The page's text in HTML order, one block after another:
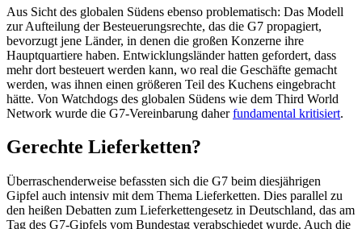
Aus Sicht des globalen Südens ebenso problematisch: Das Modell
zur Aufteilung der Besteuerungsrechte, das die G7 propagiert,
bevorzugt jene Länder, in denen die großen Konzerne ihre
Hauptquartiere haben. Entwicklungsländer hatten gefordert, dass
mehr dort besteuert werden kann, wo real die Geschäfte gemacht
werden, was ihnen einen größeren Teil des Kuchens eingebracht
hätte. Von Watchdogs des globalen Südens wie dem Third World
Network wurde die G7-Vereinbarung daherfundamental kritisiert.
Gerechte Lieferketten?
Überraschenderweise befassten sich die G7 beim diesjährigen
Gipfel auch intensiv mit dem Thema Lieferketten. Dies parallel zu
den heißen Debatten zum Lieferkettengesetz in Deutschland, das am
Tag des G7-Gipfels vom Bundestag verabschiedet wurde. Auch die